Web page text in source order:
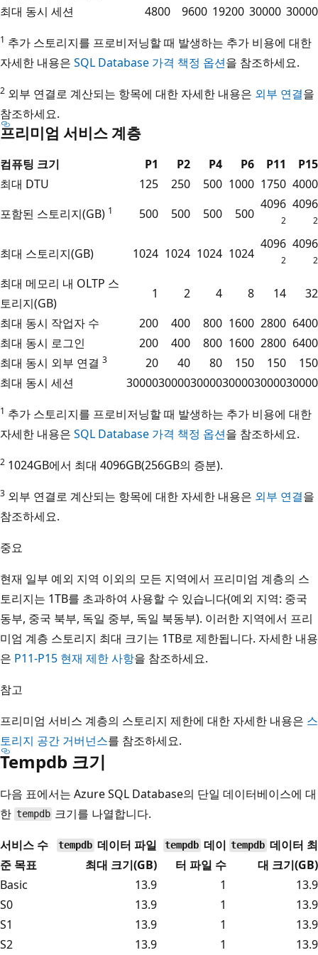
최대 동시 세션
4800 9600 19200 30000 30000
1 추가 스토리지를 프로비저닝할 때 발생하는 추가 비용에 대한
자세한 내용은 SQL Database 가격 책정 옵션을 참조하세요.
2 외부 연결로 계산되는 항목에 대한 자세한 내용은 외부 연결을
참조하세요.
프리미엄 서비스 계층
컴퓨팅 크기 P1 P2 P4 P6 P11
P15
최대 DTU
125 250 500 1000 1750 4000
포함된 스토리지(GB) 1 500 500 500 500
4096
2
4096
2
최대 스토리지(GB) 1024 1024 1024 1024
4096
2
4096
2
최대 메모리 내 OLTP 스
토리지(GB)
1 2 4 8 14
32
최대 동시 작업자 수
200 400 800 1600 2800 6400
최대 동시 로그인
200 400 800 1600 2800 6400
최대 동시 외부 연결 3 20 40 80 150 150
150
최대 동시 세션
300003000030000300003000030000
1 추가 스토리지를 프로비저닝할 때 발생하는 추가 비용에 대한
자세한 내용은 SQL Database 가격 책정 옵션을 참조하세요.
2 1024GB에서 최대 4096GB(256GB의 증분).
3 외부 연결로 계산되는 항목에 대한 자세한 내용은 외부 연결을
참조하세요.
중요
현재 일부 예외 지역 이외의 모든 지역에서 프리미엄 계층의 스
토리지는 1TB를 초과하여 사용할 수 있습니다(예외 지역: 중국
동부, 중국 북부, 독일 중부, 독일 북동부). 이러한 지역에서 프리
미엄 계층 스토리지 최대 크기는 1TB로 제한됩니다. 자세한 내용
은 P11-P15 현재 제한 사항을 참조하세요.
참고
프리미엄 서비스 계층의 스토리지 제한에 대한 자세한 내용은 스
토리지 공간 거버넌스를 참조하세요.
Tempdb 크기
다음 표에서는 Azure SQL Database의 단일 데이터베이스에 대
한 tempdb 크기를 나열합니다.
서비스 수
준 목표
tempdb 데이터 파일
최대 크기(GB)
tempdb 데이
터 파일 수
tempdb 데이터 최
대 크기(GB)
Basic
13.9 1
13.9
S0
13.9 1
13.9
S1
13.9 1
13.9
S2
13.9 1
13.9